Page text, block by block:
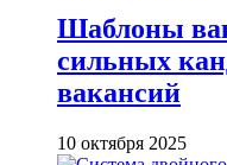
Шаблоны
сильных
вакансий
10 октября 2025